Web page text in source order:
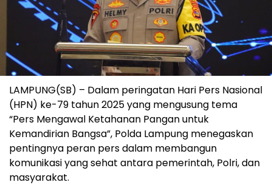
LAMPUNG(SB) – Dalam peringatan Hari Pers Nasional
(HPN) ke-79 tahun 2025 yang mengusung tema
“Pers Mengawal Ketahanan Pangan untuk
Kemandirian Bangsa”, Polda Lampung menegaskan
pentingnya peran pers dalam membangun
komunikasi yang sehat antara pemerintah, Polri, dan
masyarakat.